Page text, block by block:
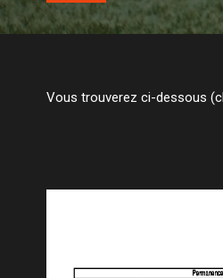
Vous trouverez ci-dessous